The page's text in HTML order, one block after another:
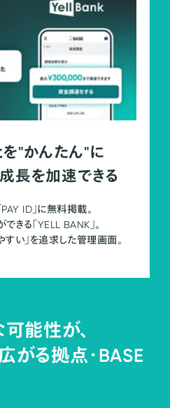
を"かんたん"に
長を加速できる
ID」に無料掲載。
きる「YELL BANK」。
すい」を追求した管理画面。
能性が、
がる拠点・BASE